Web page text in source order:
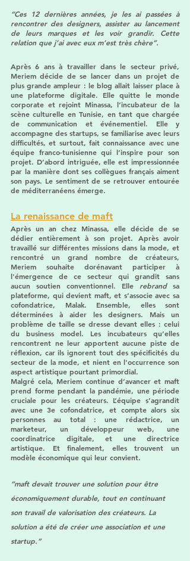
“Ces 12 dernières années, je les ai passées à
rencontrer des designers, assister au lancement
de leurs marques et les voir grandir. Cette
relation que j’ai avec eux m’est très chère”.
Après 6 ans à travailler dans le secteur privé,
Meriem décide de se lancer dans un projet de
plus grande ampleur : le blog allait laisser place à
une plateforme digitale. Elle quitte le monde
corporate et rejoint Minassa, l’incubateur de la
scène culturelle en Tunisie, en tant que chargée
de communication et événementiel. Elle y
accompagne des startups, se familiarise avec leurs
difficultés, et surtout, fait connaissance avec une
équipe franco-tunisienne qui l’inspire pour son
projet. D’abord intriguée, elle est impressionnée
par la manière dont ses collègues français aiment
son pays. Le sentiment de se retrouver entourée
de méditerranéens émerge.
La renaissance de maft
Après un an chez Minassa, elle décide de se
dédier entièrement à son projet. Après avoir
travaillé sur différentes missions dans la mode, et
rencontré un grand nombre de créateurs,
Meriem souhaite dorénavant participer à
l'émergence de ce secteur qui grandit sans
aucun soutien conventionnel. Elle rebrand sa
plateforme, qui devient maft, et s’associe avec sa
cofondatrice, Malak. Ensemble, elles sont
déterminées à aider les designers. Mais un
problème de taille se dresse devant elles : celui
du business model. Les incubateurs qu’elles
rencontrent ne leur apportent aucune piste de
réflexion, car ils ignorent tout des spécificités du
secteur de la mode, et nient en l'occurrence son
aspect artistique pourtant primordial.
Malgré cela, Meriem continue d’avancer et maft
prend forme pendant la pandémie, une période
cruciale pour les créateurs. L’équipe s’agrandit
avec une 3e cofondatrice, et compte alors six
personnes au total : une rédactrice, un
marketeur, un développeur web, une
coordinatrice digitale, et une directrice
artistique. Et finalement, elles trouvent un
modèle économique qui leur convient.
“maft devait trouver une solution pour être
économiquement durable, tout en continuant
son travail de valorisation des créateurs. La
solution a été de créer une association et une
startup.”